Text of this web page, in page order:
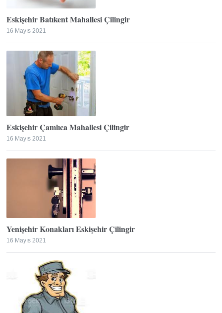
Eskişehir Batıkent Mahallesi Çilingir
16 Mayıs 2021
Eskişehir Çamlıca Mahallesi Çilingir
16 Mayıs 2021
Yenişehir Konakları Eskişehir Çilingir
16 Mayıs 2021